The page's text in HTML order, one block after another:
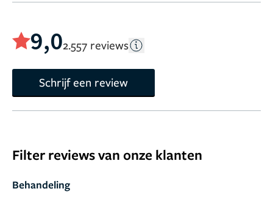
9,02.557 reviews
Schrijf een review
Filter reviews van onze klanten
Behandeling